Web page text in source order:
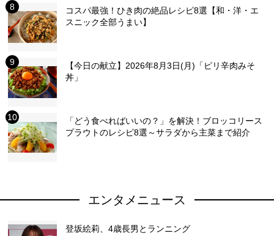
コスパ最強！ひき肉の絶品レシピ8選【和・洋・エ
スニック全部うまい】
【今日の献立】2026年8月3日(月)「ピリ辛肉みそ
丼」
「どう食べればいいの？」を解決！ブロッコリース
プラウトのレシピ8選～サラダから主菜まで紹介
エンタメニュース
登坂絵莉、4歳長男とランニング